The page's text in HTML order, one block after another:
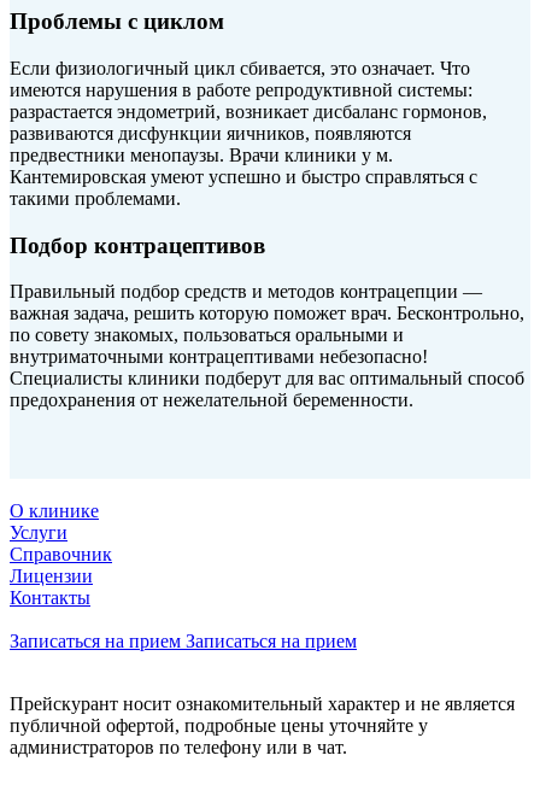
Проблемы с циклом
Если физиологичный цикл сбивается, это означает. Что
имеются нарушения в работе репродуктивной системы:
разрастается эндометрий, возникает дисбаланс гормонов,
развиваются дисфункции яичников, появляются
предвестники менопаузы. Врачи клиники у м.
Кантемировская умеют успешно и быстро справляться с
такими проблемами.
Подбор контрацептивов
Правильный подбор средств и методов контрацепции —
важная задача, решить которую поможет врач. Бесконтрольно,
по совету знакомых, пользоваться оральными и
внутриматочными контрацептивами небезопасно!
Специалисты клиники подберут для вас оптимальный способ
предохранения от нежелательной беременности.
О клинике
Услуги
Справочник
Лицензии
Контакты
Записаться на прием Записаться на прием
Прейскурант носит ознакомительный характер и не является
публичной офертой, подробные цены уточняйте у
администраторов по телефону или в чат.